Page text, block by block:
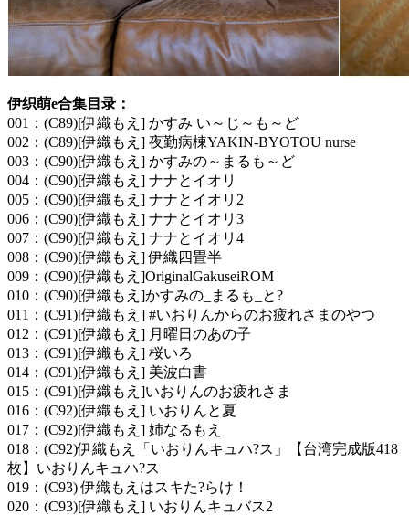
伊织萌e合集目录：
001：(C89)[伊織もえ] かすみ い～じ～も～ど
002：(C89)[伊織もえ] 夜勤病棟YAKIN-BYOTOU nurse
003：(C90)[伊織もえ] かすみの～まるも～ど
004：(C90)[伊織もえ] ナナとイオリ
005：(C90)[伊織もえ] ナナとイオリ2
006：(C90)[伊織もえ] ナナとイオリ3
007：(C90)[伊織もえ] ナナとイオリ4
008：(C90)[伊織もえ] 伊織四畳半
009：(C90)[伊織もえ]OriginalGakuseiROM
010：(C90)[伊織もえ]かすみの_まるも_と?
011：(C91)[伊織もえ] #いおりんからのお疲れさまのやつ
012：(C91)[伊織もえ] 月曜日のあの子
013：(C91)[伊織もえ] 桜いろ
014：(C91)[伊織もえ] 美波白書
015：(C91)[伊織もえ]いおりんのお疲れさま
016：(C92)[伊織もえ] いおりんと夏
017：(C92)[伊織もえ] 姉なるもえ
018：(C92)伊織もえ「いおりんキュハ?ス」【台湾完成版418
枚】いおりんキュハ?ス
019：(C93) 伊織もえはスキた?らけ！
020：(C93)[伊織もえ] いおりんキュバス2